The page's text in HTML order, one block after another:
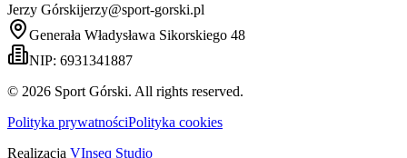
Jerzy Górskijerzy@sport-gorski.pl
Generała Władysława Sikorskiego 48
NIP: 6931341887
© 2026 Sport Górski. All rights reserved.
Polityka prywatnościPolityka cookies
Realizacja VInseq Studio